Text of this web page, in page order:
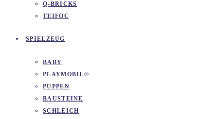
Q-BRICKS
TEIFOC
SPIELZEUG
BABY
PLAYMOBIL®
PUPPEN
BAUSTEINE
SCHLEICH